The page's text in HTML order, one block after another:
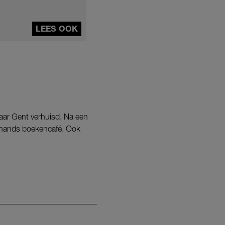
LEES OOK
Gent verhuisd. Na een
boekencafé. Ook